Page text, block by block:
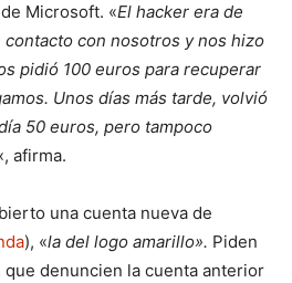
Microsoft. «El hacker era de
con nosotros y nos hizo
pidió 100 euros para recuperar
Unos días más tarde, volvió
50 euros, pero tampoco
afirma.
una cuenta nueva de
), «la del logo amarillo». Piden
denuncien la cuenta anterior